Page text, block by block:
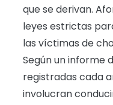
que se derivan.
leyes estrictas
las víctimas de
Según un informe
registradas cada
involucran